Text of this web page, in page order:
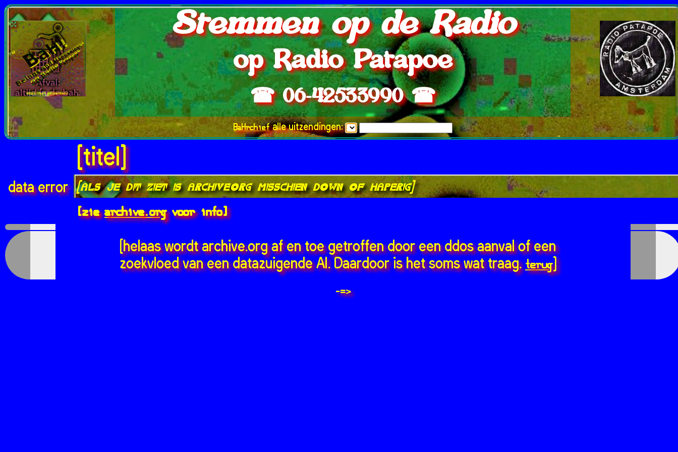
Stemmen op de Radio
op Radio Patapoe
☎ 06-42533990 ☎
BaHrchiefalle uitzendingen:
data error
[titel]
[als je dit ziet is archive.org misschien down of haperig]
[ziearchive.orgvoor info]
[helaas wordt archive.org af en toe getroffen door een ddos aanval of een
zoekvloed van een datazuigende AI. Daardoor is het soms wat traag.terug]
-=>